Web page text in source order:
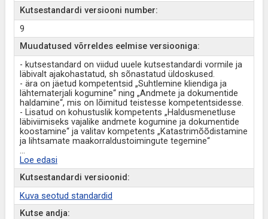
Kutsestandardi versiooni number:
9
Muudatused võrreldes eelmise versiooniga:
- kutsestandard on viidud uuele kutsestandardi vormile ja
läbivalt ajakohastatud, sh sõnastatud üldoskused.
- ära on jäetud kompetentsid „Suhtlemine kliendiga ja
lähtematerjali kogumine“ ning „Andmete ja dokumentide
haldamine“, mis on lõimitud teistesse kompetentsidesse.
- Lisatud on kohustuslik kompetents „Haldusmenetluse
läbiviimiseks vajalike andmete kogumine ja dokumentide
koostamine“ ja valitav kompetents „Katastrimõõdistamine
ja lihtsamate maakorraldustoimingute tegemine“
...
Loe edasi
Kutsestandardi versioonid:
Kuva seotud standardid
Kutse andja: